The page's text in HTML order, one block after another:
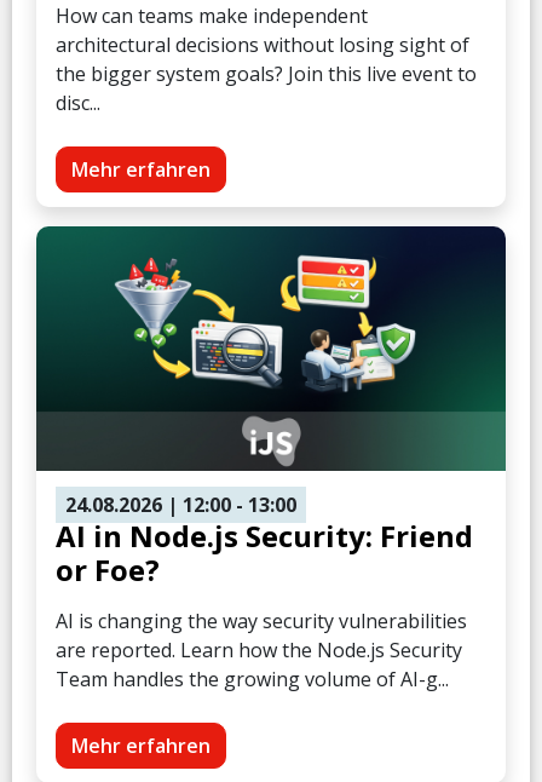
How can teams make independent
architectural decisions without losing sight of
the bigger system goals? Join this live event to
disc...
Mehr erfahren
24.08.2026 | 12:00 - 13:00
AI in Node.js Security: Friend
or Foe?
AI is changing the way security vulnerabilities
are reported. Learn how the Node.js Security
Team handles the growing volume of AI-g...
Mehr erfahren